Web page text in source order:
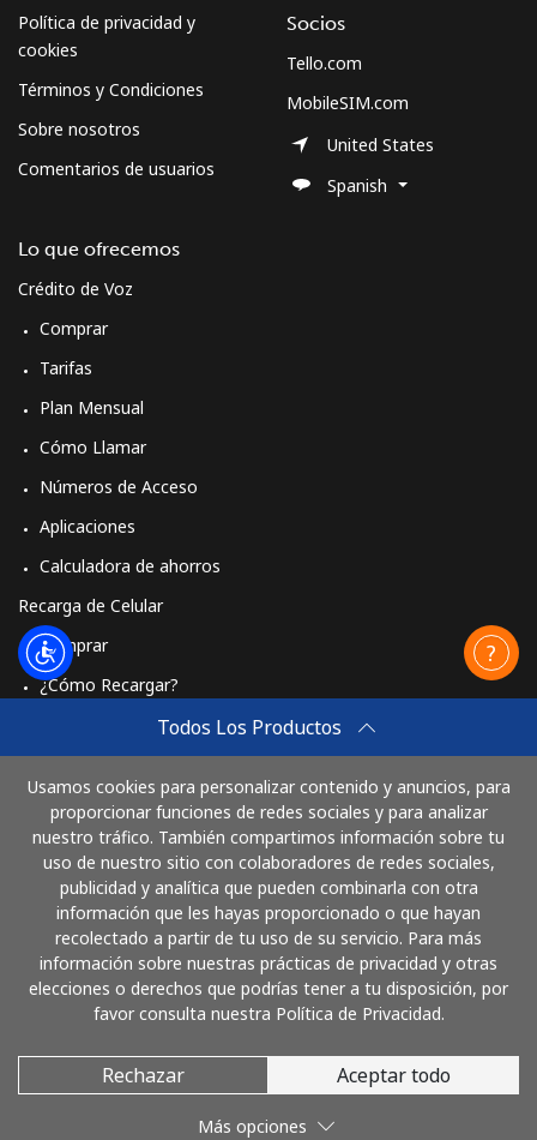
Todos Los Productos
Usamos cookies para personalizar contenido y anuncios, para
proporcionar funciones de redes sociales y para analizar
nuestro tráfico. También compartimos información sobre tu
uso de nuestro sitio con colaboradores de redes sociales,
publicidad y analítica que pueden combinarla con otra
información que les hayas proporcionado o que hayan
recolectado a partir de tu uso de su servicio. Para más
información sobre nuestras prácticas de privacidad y otras
elecciones o derechos que podrías tener a tu disposición, por
favor consulta nuestra Política de Privacidad.
Rechazar Aceptar todo
Más opciones
Política de privacidad y
cookies
Términos y Condiciones
Sobre nosotros
Comentarios de usuarios
Lo que ofrecemos
Crédito de Voz
Comprar
Tarifas
Plan Mensual
Cómo Llamar
Números de Acceso
Aplicaciones
Calculadora de ahorros
Recarga de Celular
Comprar
¿Cómo Recargar?
Cómo funciona
Socios
Tello.com
MobileSIM.com
United States
Spanish
Paga con
© 2026 LlamaColombia